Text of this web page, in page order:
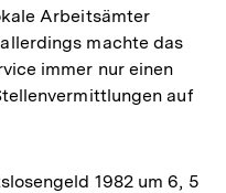
Arbeitsämter
machte das
immer nur einen
auf
1982 um 6, 5